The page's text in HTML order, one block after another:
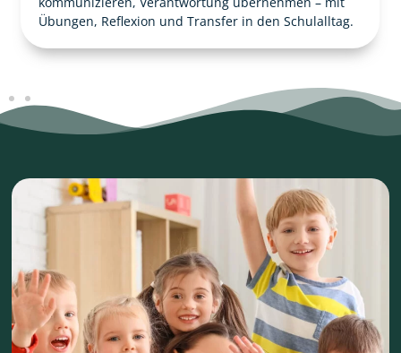
Übungen, Reflexion und Transfer in den Schulalltag.